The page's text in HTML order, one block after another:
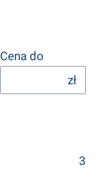
Cena do
zł
3